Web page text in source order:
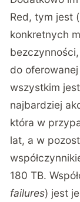
Red, tym jest
konkretnych
do
wszystkim
najbardziej
która w
lat, a w
180 TB.
failures) jest